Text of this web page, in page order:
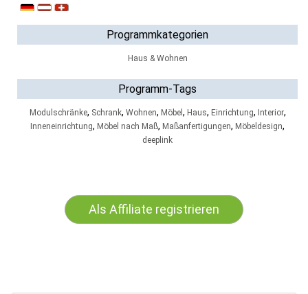
Programmkategorien
Haus & Wohnen
Programm-Tags
Modulschränke, Schrank, Wohnen, Möbel , Haus, Einrichtung, Interior,
Inneneinrichtung, Möbel nach Maß, Maßanfertigungen, Möbeldesign,
deeplink
Als Affiliate registrieren